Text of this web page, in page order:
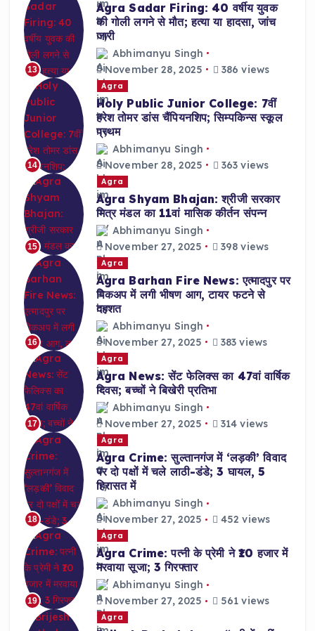
13
Agra Sadar Firing: 40 वर्षीय युवक
की गोली लगने से मौत; हत्या या हादसा, जांच
जारी
Abhimanyu Singh
November 28, 2025
386 views
14
Agra
Holy Public Junior College: 7वीं
हरेश तोमर डांस चैंपियनशिप; सिम्पकिन्स स्कूल
प्रथम
Abhimanyu Singh
November 28, 2025
363 views
15
Agra
Agra Shyam Bhajan: श्रीजी सरकार
मित्र मंडल का 11वां मासिक कीर्तन संपन्न
Abhimanyu Singh
November 27, 2025
398 views
16
Agra
Agra Barhan Fire News: एत्मादपुर पर
पिकअप में लगी भीषण आग, टायर फटने से
दहशत
Abhimanyu Singh
November 27, 2025
383 views
17
Agra
Agra News: सेंट फेलिक्स का 47वां वार्षिक
दिवस; बच्चों ने बिखेरी प्रतिभा
Abhimanyu Singh
November 27, 2025
314 views
18
Agra
Agra Crime: सुल्तानगंज में ‘लड़की’ विवाद
पर दो पक्षों में चले लाठी-डंडे; 3 घायल, 5
हिरासत में
Abhimanyu Singh
November 27, 2025
452 views
19
Agra
Agra Crime: पत्नी के प्रेमी ने ₹10 हजार में
मरवाया सूजा; 3 गिरफ्तार
Abhimanyu Singh
November 27, 2025
561 views
Agra